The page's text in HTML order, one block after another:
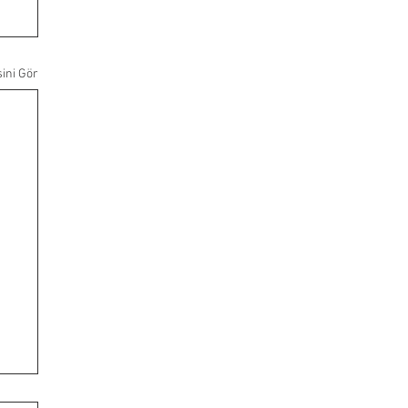
Gör